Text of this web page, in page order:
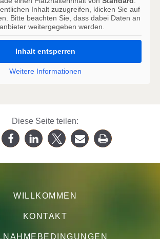
Inhalt zuzugreifen, klicken Sie auf
Bitte beachten Sie, dass dabei Daten an
weitergegeben werden.
Inhalt entsperren
Weitere Informationen
Diese Seite teilen:
WILLKOMMEN
KONTAKT